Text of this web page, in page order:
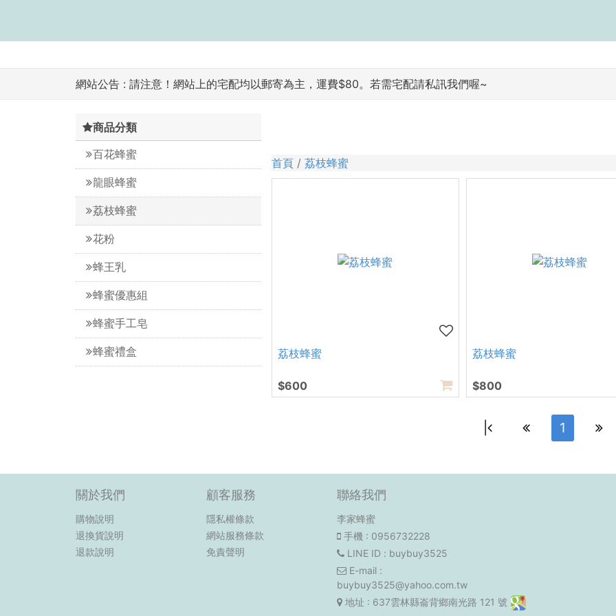
網站公告 : 請注意！網站上的宅配均以郵寄為主，運費$80。若需宅配請私訊我們喔~
商品分類
百花蜂蜜
龍眼蜂蜜
荔枝蜂蜜
花粉
蜂王乳
蜂蜜優惠組
蜂蜜手工皂
蜂蜜禮盒
首頁 荔枝蜂蜜
荔枝蜂蜜
$600
荔枝蜂蜜
$800
| 1
關於我們
購物說明
退換貨說明
退款說明
顧客服務
隱私權條款
網站服務條款
免責聲明
聯絡我們
李家蜂蜜
手機 : 0956732228
LINE ID : buybuy3525
E-mail :
buybuy3525@yahoo.com.tw
地址 : 637雲林縣崙背鄉南光路 121 號